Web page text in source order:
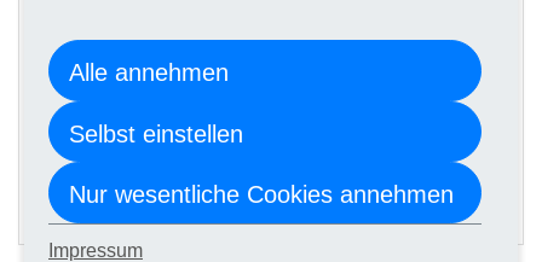
Kursgebühr
15 x 69,00 €
ANMELDEN
Alle annehmen
Selbst einstellen
Nur wesentliche Cookies annehmen
Impressum